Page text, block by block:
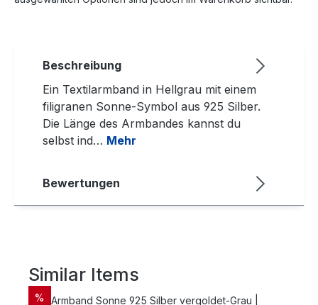
Beschreibung
Ein Textilarmband in Hellgrau mit einem
filigranen Sonne-Symbol aus 925 Silber.
Die Länge des Armbandes kannst du
selbst ind… Mehr
Bewertungen
Produktgalerie überspringen
Similar Items
RABATT
%